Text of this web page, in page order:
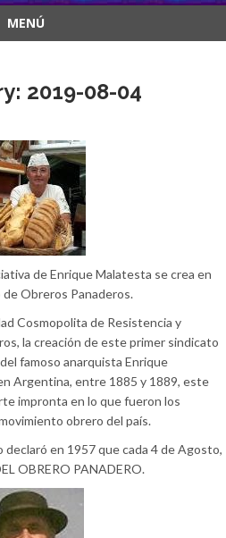
MENÚ
2019-08-04
de Enrique Malatesta se crea en
Obreros Panaderos.
Cosmopolita de Resistencia y
la creación de este primer sindicato
famoso anarquista Enrique
Argentina, entre 1885 y 1889, este
impronta en lo que fueron los
obrero del país.
en 1957 que cada 4 de Agosto,
OBRERO PANADERO.